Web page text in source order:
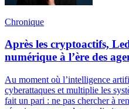
Chronique
Après les cryptoactifs,
numérique à l’ère des
Au moment où l’intelligence
cyberattaques et multiplie les
fait un pari : ne pas chercher à